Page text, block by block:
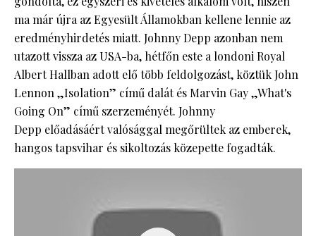
ma már újra az Egyesült Államokban kellene lennie az
eredményhirdetés miatt. Johnny Depp azonban nem
utazott vissza az USA-ba, hétfőn este a londoni Royal
Albert Hallban adott elő több feldolgozást, köztük John
Lennon „Isolation” című dalát és Marvin Gay „What's
Going On” című szerzeményét. Johnny
Depp előadásáért valósággal megőrültek az emberek,
hangos tapsvihar és sikoltozás közepette fogadták.